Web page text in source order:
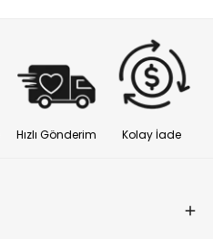
Hızlı Gönderim Kolay İade